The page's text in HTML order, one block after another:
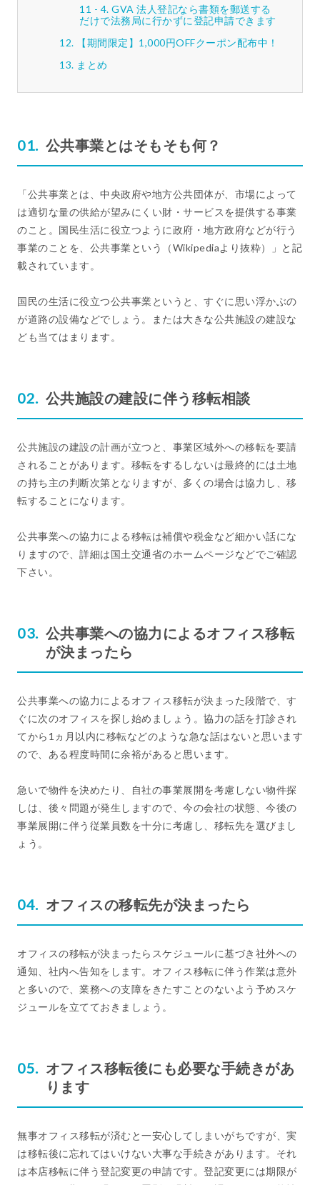
GVA 法人登記なら書類を郵送する
だけで法務局に行かずに登記申請できます
【期間限定】1,000円OFFクーポン配布中！
まとめ
公共事業とはそもそも何？
「公共事業とは、中央政府や地方公共団体が、市場によって
は適切な量の供給が望みにくい財・サービスを提供する事業
のこと。国民生活に役立つように政府・地方政府などが行う
事業のことを、公共事業という（Wikipediaより抜粋）」と記
載されています。
国民の生活に役立つ公共事業というと、すぐに思い浮かぶの
が道路の設備などでしょう。または大きな公共施設の建設な
ども当てはまります。
公共施設の建設に伴う移転相談
公共施設の建設の計画が立つと、事業区域外への移転を要請
されることがあります。移転をするしないは最終的には土地
の持ち主の判断次第となりますが、多くの場合は協力し、移
転することになります。
公共事業への協力による移転は補償や税金など細かい話にな
りますので、詳細は国土交通省のホームページなどでご確認
下さい。
公共事業への協力によるオフィス移転
が決まったら
公共事業への協力によるオフィス移転が決まった段階で、す
ぐに次のオフィスを探し始めましょう。協力の話を打診され
てから1ヵ月以内に移転などのような急な話はないと思います
ので、ある程度時間に余裕があると思います。
急いで物件を決めたり、自社の事業展開を考慮しない物件探
しは、後々問題が発生しますので、今の会社の状態、今後の
事業展開に伴う従業員数を十分に考慮し、移転先を選びまし
ょう。
オフィスの移転先が決まったら
オフィスの移転が決まったらスケジュールに基づき社外への
通知、社内へ告知をします。オフィス移転に伴う作業は意外
と多いので、業務への支障をきたすことのないよう予めスケ
ジュールを立てておきましょう。
オフィス移転後にも必要な手続きがあ
ります
無事オフィス移転が済むと一安心してしまいがちですが、実
は移転後に忘れてはいけない大事な手続きがあります。それ
は本店移転に伴う登記変更の申請です。登記変更には期限が